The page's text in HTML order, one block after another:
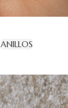
ANILLOS